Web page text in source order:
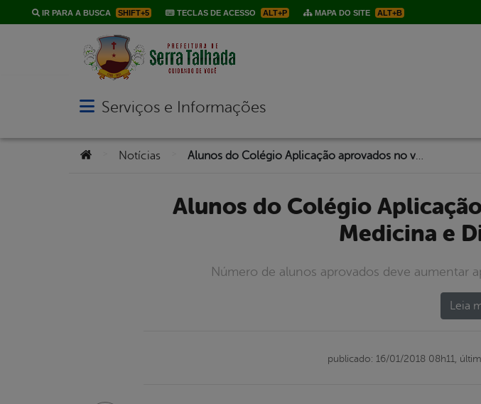
IR PARA A BUSCA SHIFT+5 TECLAS DE ACESSO ALT+P MAPA DO SITE ALT+B
Abrir menu principal de navegação
Serviços e Informações
Você está aqui:
Notícias
Alunos do Colégio Aplicação aprovados no vestibular de
Medicina e
Número de alunos aprovados deve aumentar
Leia
publicado: 16/01/2018 08h11,